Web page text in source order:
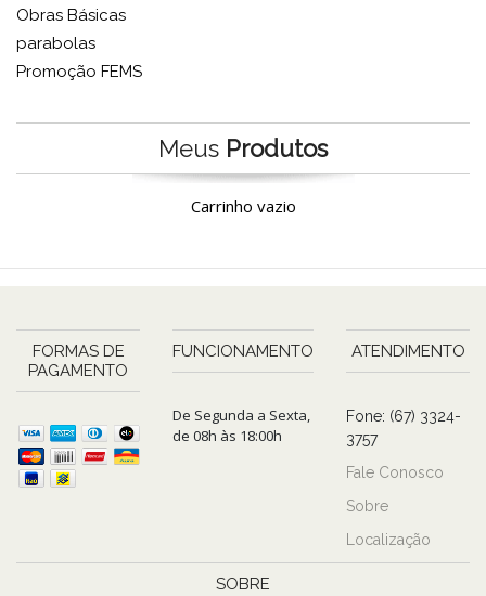
Obras Básicas
parabolas
Promoção FEMS
Meus Produtos
Carrinho vazio
FORMAS DE
PAGAMENTO
FUNCIONAMENTO
De Segunda a Sexta,
de 08h às 18:00h
ATENDIMENTO
Fone: (67) 3324-
3757
Fale Conosco
Sobre
Localização
SOBRE